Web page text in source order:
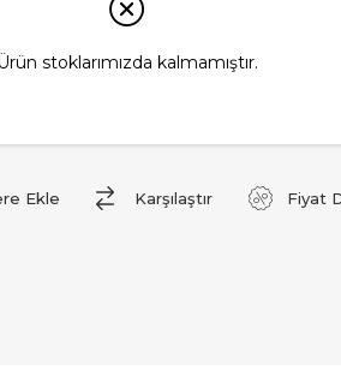
stoklarımızda kalmamıştır.
Ekle Karşılaştır Fiyat